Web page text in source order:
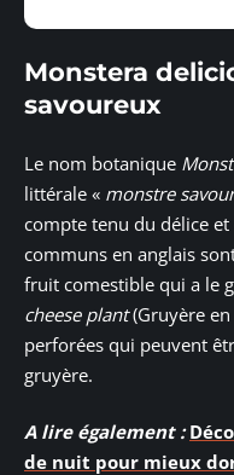
Monstera
savoureux
Le nom botanique
littérale « monstre
compte tenu du délice
communs en anglais
fruit comestible qui a le
cheese plant(Gruyère en
perforées qui peuvent
gruyère.
A lire également :
de nuit pour mieux